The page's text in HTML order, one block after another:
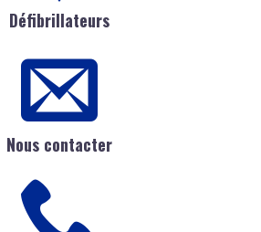
Défibrillateurs
Nous contacter